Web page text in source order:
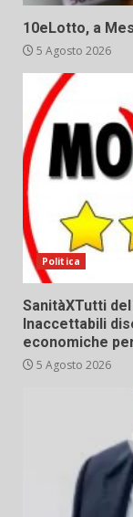
10eLotto, a
5 Agosto 2026
Politica
SanitàXTutti
Inaccettabili
economiche
5 Agosto 2026